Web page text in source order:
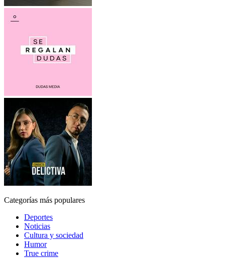
Categorías más populares
Deportes
Noticias
Cultura y sociedad
Humor
True crime